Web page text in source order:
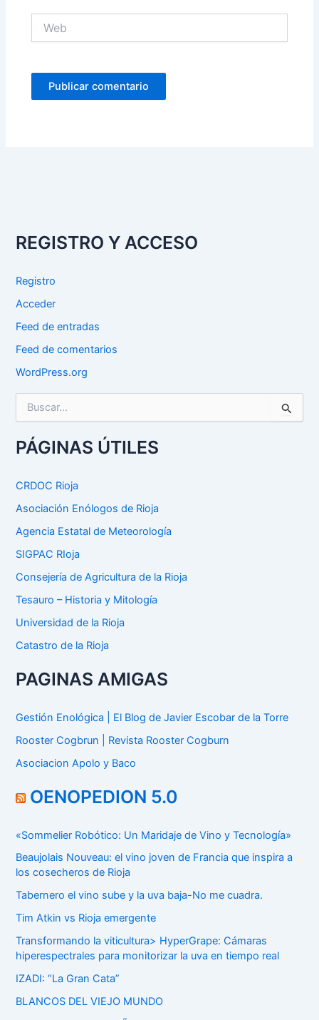
REGISTRO Y ACCESO
Registro
Acceder
Feed de entradas
Feed de comentarios
WordPress.org
c
a
p
r
:
PÁGINAS ÚTILES
CRDOC Rioja
Asociación Enólogos de Rioja
Agencia Estatal de Meteorología
SIGPAC RIoja
Consejería de Agricultura de la Rioja
Tesauro – Historia y Mitología
Universidad de la Rioja
Catastro de la Rioja
PAGINAS AMIGAS
Gestión Enológica | El Blog de Javier Escobar de la Torre
Rooster Cogbrun | Revista Rooster Cogburn
Asociacion Apolo y Baco
OENOPEDION 5.0
«Sommelier Robótico: Un Maridaje de Vino y Tecnología»
Beaujolais Nouveau: el vino joven de Francia que inspira a
los cosecheros de Rioja
Tabernero el vino sube y la uva baja-No me cuadra.
Tim Atkin vs Rioja emergente
Transformando la viticultura> HyperGrape: Cámaras
hiperespectrales para monitorizar la uva en tiempo real
IZADI: “La Gran Cata”
BLANCOS DEL VIEJO MUNDO